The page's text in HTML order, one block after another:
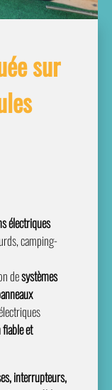
sur
électriques
camping-
desystèmes
et
interrupteurs,